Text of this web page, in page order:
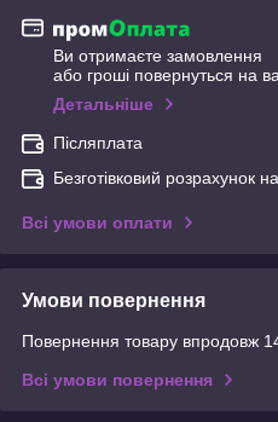
Ви отримаєте замовлення
або гроші повернуться на
Детальніше
Післяплата
Безготівковий розрахунок
Всі умови оплати
Умови повернення
Повернення товару впродовж
Всі умови повернення